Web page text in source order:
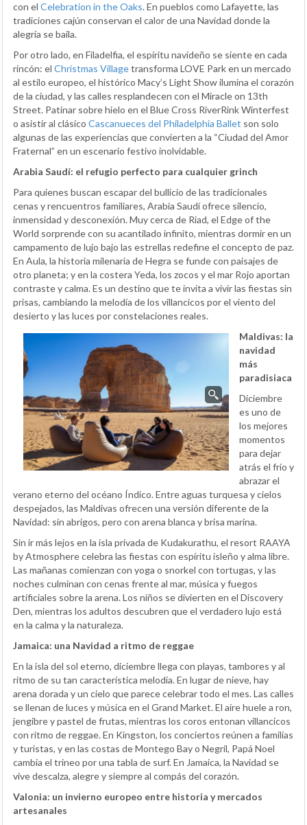
con el Celebration in the Oaks. En pueblos como Lafayette, las
tradiciones cajún conservan el calor de una Navidad donde la
alegría se baila.
Por otro lado, en Filadelfia, el espíritu navideño se siente en cada
rincón: el Christmas Villagetransforma LOVE Park en un mercado
al estilo europeo, el histórico Macy’s Light Show ilumina el corazón
de la ciudad, y las calles resplandecen con el Miracle on 13th
Street. Patinar sobre hielo en el Blue Cross RiverRink Winterfest
o asistir al clásico Cascanueces del Philadelphia Ballet son solo
algunas de las experiencias que convierten a la “Ciudad del Amor
Fraternal” en un escenario festivo inolvidable.
Arabia Saudí: el refugio perfecto para cualquier grinch
Para quienes buscan escapar del bullicio de las tradicionales
cenas y rencuentros familiares, Arabia Saudí ofrece silencio,
inmensidad y desconexión. Muy cerca de Riad, el Edge of the
World sorprende con su acantilado infinito, mientras dormir en un
campamento de lujo bajo las estrellas redefine el concepto de paz.
En Aula, la historia milenaria de Hegra se funde con paisajes de
otro planeta; y en la costera Yeda, los zocos y el mar Rojo aportan
contraste y calma. Es un destino que te invita a vivir las fiestas sin
prisas, cambiando la melodía de los villancicos por el viento del
desierto y las luces por constelaciones reales.
Maldivas: la
navidad
más
paradisiaca
Diciembre
es uno de
los mejores
momentos
para dejar
atrás el frío y
abrazar el
verano eterno del océano Índico. Entre aguas turquesa y cielos
despejados, las Maldivas ofrecen una versión diferente de la
Navidad: sin abrigos, pero con arena blanca y brisa marina.
Sin ir más lejos en la isla privada de Kudakurathu, el resort RAAYA
by Atmosphere celebra las fiestas con espíritu isleño y alma libre.
Las mañanas comienzan con yoga o snorkel con tortugas, y las
noches culminan con cenas frente al mar, música y fuegos
artificiales sobre la arena. Los niños se divierten en el Discovery
Den, mientras los adultos descubren que el verdadero lujo está
en la calma y la naturaleza.
Jamaica: una Navidad a ritmo de reggae
En la isla del sol eterno, diciembre llega con playas, tambores y al
ritmo de su tan característica melodía. En lugar de nieve, hay
arena dorada y un cielo que parece celebrar todo el mes. Las calles
se llenan de luces y música en el Grand Market. El aire huele a ron,
jengibre y pastel de frutas, mientras los coros entonan villancicos
con ritmo de reggae. En Kingston, los conciertos reúnen a familias
y turistas, y en las costas de Montego Bay o Negril, Papá Noel
cambia el trineo por una tabla de surf. En Jamaica, la Navidad se
vive descalza, alegre y siempre al compás del corazón.
Valonia: un invierno europeo entre historia y mercados
artesanales